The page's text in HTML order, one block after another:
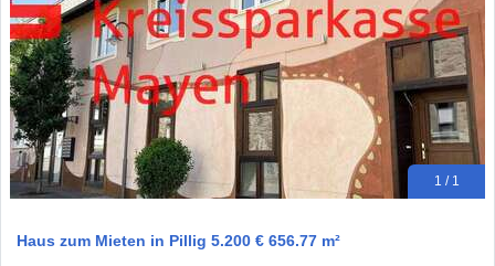
1 / 1
Haus zum Mieten in Pillig 5.200 € 656.77 m²